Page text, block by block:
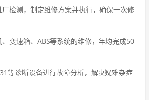
厂检测，制定维修方案并执行，确保一次修
变速箱、ABS等系统的维修，年均完成50
等诊断设备进行故障分析，解决疑难杂症